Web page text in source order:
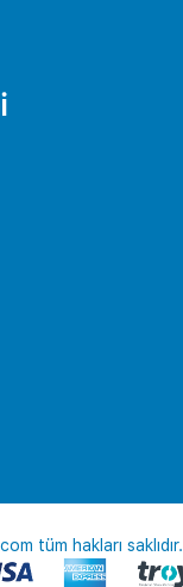
tüm hakları saklıdır.